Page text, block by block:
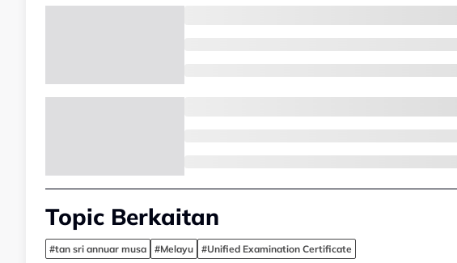
Topic Berkaitan
#tan sri annuar musa #Melayu #Unified Examination Certificate